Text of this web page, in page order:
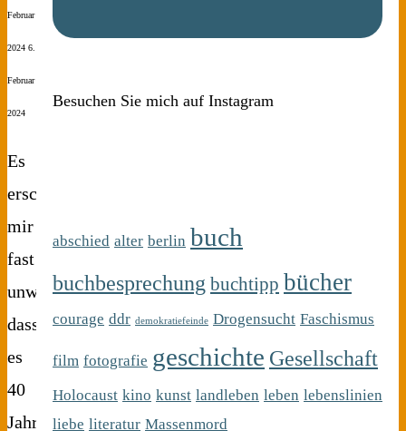
Februar
2024 6.
Februar
2024
Es
erscheint
mir
fast
unwirklich,
dass
es
40
Jahre
Besuchen Sie mich auf Instagram
abschied alter berlin buch
buchbesprechung buchtipp bücher
courage ddr demokratiefeinde Drogensucht Faschismus
film fotografie geschichte Gesellschaft
Holocaust kino kunst landleben leben lebenslinien
liebe literatur Massenmord